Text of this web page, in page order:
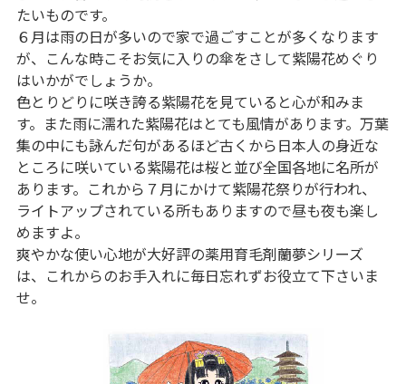
たいものです。
６月は雨の日が多いので家で過ごすことが多くなります
が、こんな時こそお気に入りの傘をさして紫陽花めぐり
はいかがでしょうか。
色とりどりに咲き誇る紫陽花を見ていると心が和みま
す。また雨に濡れた紫陽花はとても風情があります。万葉
集の中にも詠んだ句があるほど古くから日本人の身近な
ところに咲いている紫陽花は桜と並び全国各地に名所が
あります。これから７月にかけて紫陽花祭りが行われ、
ライトアップされている所もありますので昼も夜も楽し
めますよ。
爽やかな使い心地が大好評の薬用育毛剤蘭夢シリーズ
は、これからのお手入れに毎日忘れずお役立て下さいま
せ。